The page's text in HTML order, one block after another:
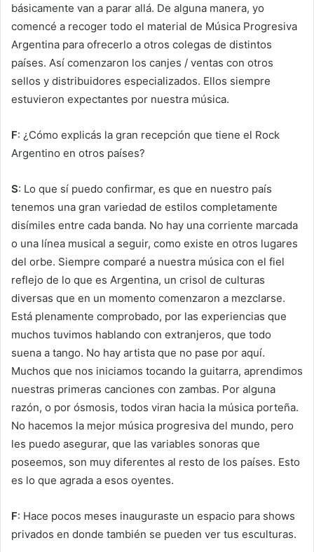
básicamente van a parar allá. De alguna manera, yo
comencé a recoger todo el material de Música Progresiva
Argentina para ofrecerlo a otros colegas de distintos
países. Así comenzaron los canjes / ventas con otros
sellos y distribuidores especializados. Ellos siempre
estuvieron expectantes por nuestra música.
F: ¿Cómo explicás la gran recepción que tiene el Rock
Argentino en otros países?
S: Lo que sí puedo confirmar, es que en nuestro país
tenemos una gran variedad de estilos completamente
disímiles entre cada banda. No hay una corriente marcada
o una línea musical a seguir, como existe en otros lugares
del orbe. Siempre comparé a nuestra música con el fiel
reflejo de lo que es Argentina, un crisol de culturas
diversas que en un momento comenzaron a mezclarse.
Está plenamente comprobado, por las experiencias que
muchos tuvimos hablando con extranjeros, que todo
suena a tango. No hay artista que no pase por aquí.
Muchos que nos iniciamos tocando la guitarra, aprendimos
nuestras primeras canciones con zambas. Por alguna
razón, o por ósmosis, todos viran hacia la música porteña.
No hacemos la mejor música progresiva del mundo, pero
les puedo asegurar, que las variables sonoras que
poseemos, son muy diferentes al resto de los países. Esto
es lo que agrada a esos oyentes.
F: Hace pocos meses inauguraste un espacio para shows
privados en donde también se pueden ver tus esculturas.